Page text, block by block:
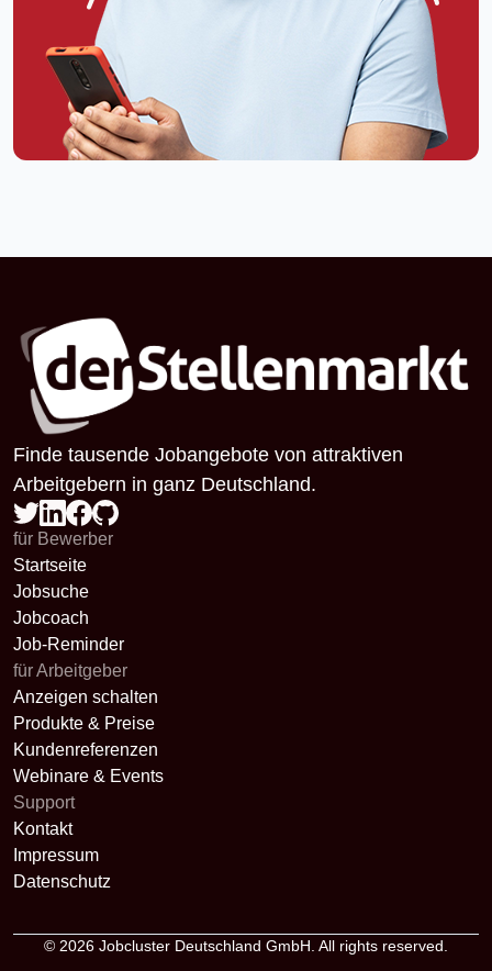
Finde tausende Jobangebote von attraktiven
Arbeitgebern in ganz Deutschland.
für Bewerber
Startseite
Jobsuche
Jobcoach
Job-Reminder
für Arbeitgeber
Anzeigen schalten
Produkte & Preise
Kundenreferenzen
Webinare & Events
Support
Kontakt
Impressum
Datenschutz
© 2026 Jobcluster Deutschland GmbH. All rights reserved.